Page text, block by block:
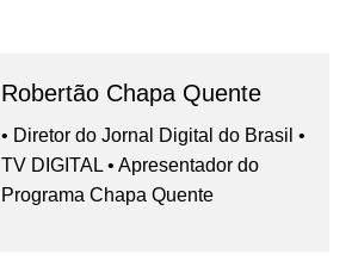
Robertão Chapa Quente
• Diretor do Jornal Digital do Brasil •
TV DIGITAL • Apresentador do
Programa Chapa Quente